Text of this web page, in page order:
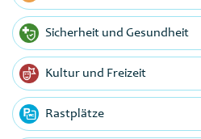
Sicherheit und Gesundheit
Kultur und Freizeit
Rastplätze